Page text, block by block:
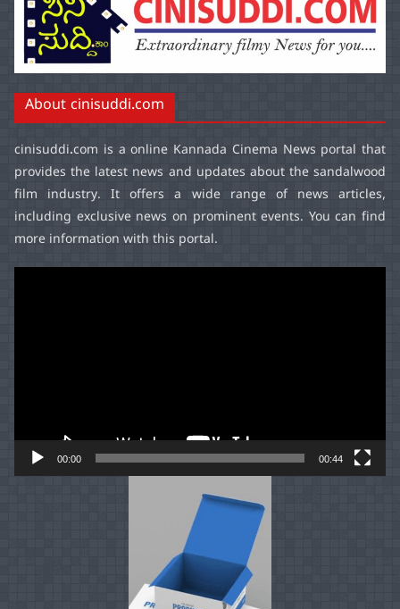
About cinisuddi.com
cinisuddi.com is a online Kannada Cinema News portal that
provides the latest news and updates about the sandalwood
film industry. It offers a wide range of news articles,
including exclusive news on prominent events. You can find
more information with this portal.
00:00 00:44